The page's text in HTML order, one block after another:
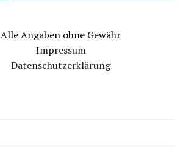
Alle Angaben ohne Gewähr
Impressum
Datenschutzerklärung